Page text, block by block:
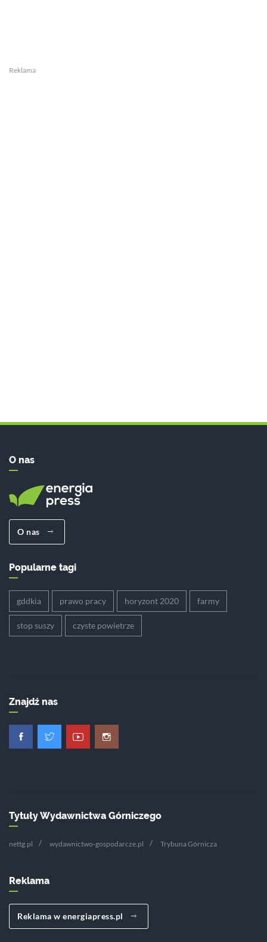
Reklama
O nas
O nas
Popularne tagi
gddkia prawo pracy horyzont 2020 farmy
stop suszy czyste powietrze
Znajdź nas
Tytuły Wydawnictwa Górniczego
nettg.pl wydawnictwo-gospodarcze.pl Trybuna Górnicza
Reklama
Reklama w energiapress.pl